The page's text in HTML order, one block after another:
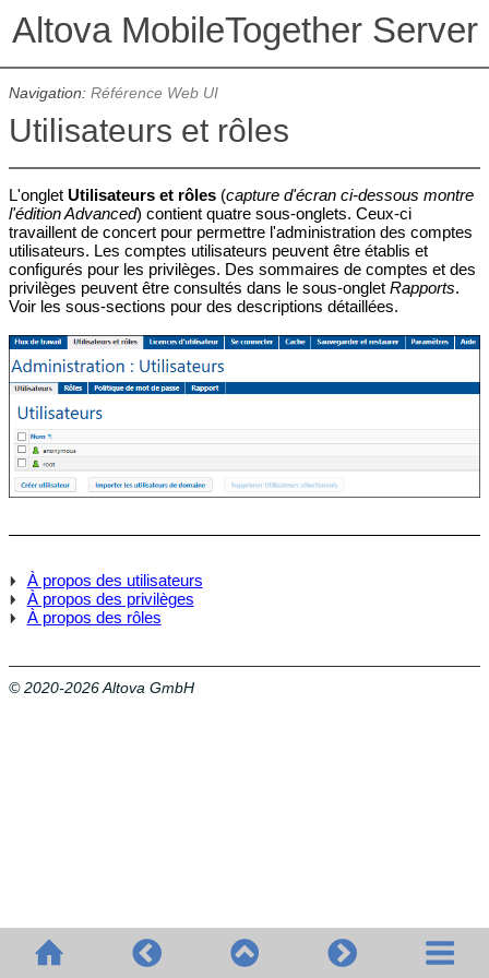
Altova MobileTogether Server
Navigation: Référence Web UI
Utilisateurs et rôles
L'onglet Utilisateurs et rôles(capture d'écran ci-dessous montre
l'édition Advanced) contient quatre sous-onglets. Ceux-ci
travaillent de concert pour permettre l'administration des comptes
utilisateurs. Les comptes utilisateurs peuvent être établis et
configurés pour les privilèges. Des sommaires de comptes et des
privilèges peuvent être consultés dans le sous-onglet Rapports.
Voir les sous-sections pour des descriptions détaillées.
À propos des utilisateurs
À propos des privilèges
À propos des rôles
© 2020-2026 Altova GmbH